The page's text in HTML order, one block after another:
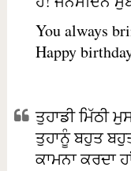
You always
Happy
ਤੁਹਾਡੀ ਮਿੱਠੀ
ਤੁਹਾਨੂੰ ਬਹੁਤ
ਕਾਮਨਾ ਕਰਦਾ